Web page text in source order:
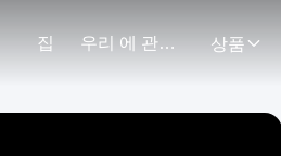
집 우리 에 관한 것 상품